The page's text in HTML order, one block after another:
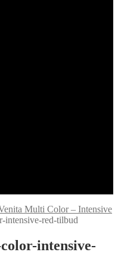
Multi Color – Intensive
intensive-red-tilbud
intensive-